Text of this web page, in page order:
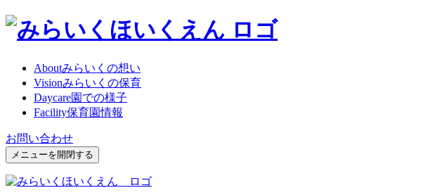
Aboutみらいくの想い
Visionみらいくの保育
Daycare園での様子
Facility保育園情報
お問い合わせ
メニューを開閉する